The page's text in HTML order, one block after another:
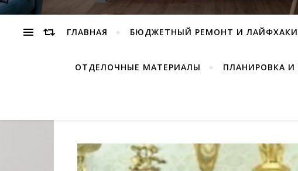
ГЛАВНАЯ БЮДЖЕТНЫЙ РЕМОНТ И ЛАЙФХАКИ
ОТДЕЛОЧНЫЕ МАТЕРИАЛЫ ПЛАНИРОВКА И